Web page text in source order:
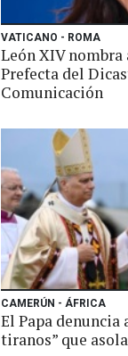
VATICANO - ROMA
León XIV
Prefecta del
Comunicación
CAMERÚN - ÁFRICA
El Papa denuncia
tiranos” que